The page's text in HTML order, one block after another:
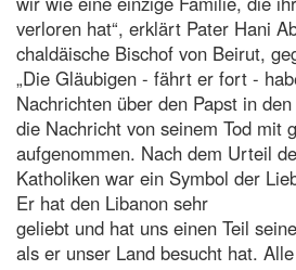
verloren hat“, erklärt Pater Hani
chaldäische Bischof von Beirut,
„Die Gläubigen - fährt er fort -
Nachrichten über den Papst in
die Nachricht von seinem Tod mit
aufgenommen. Nach dem Urteil
Katholiken war ein Symbol der
Er hat den Libanon sehr
geliebt und hat uns einen Teil
als er unser Land besucht hat.